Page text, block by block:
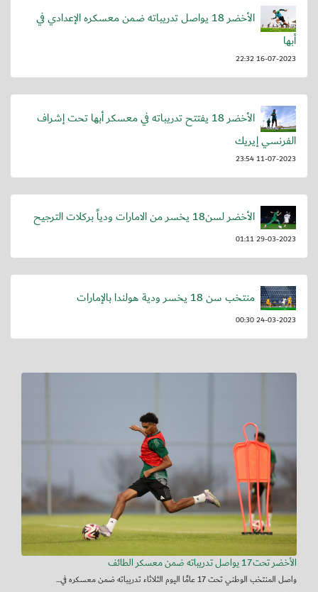
الأخضر 18 يواصل تدريباته ضمن معسكره الإعدادي في
أبها
16-07-2023 22:32
الأخضر 18 يفتتح تدريباته في معسكر أبها تحت إشراف
الفرنسي إيريك
11-07-2023 23:54
الأخضر لسن18 يخسر من الامارات ودياً بركلات الترجيح
29-03-2023 01:11
منتخب سن 18 يخسر ودية هولندا بالإمارات
24-03-2023 00:30
الأخضر تحت17 يواصل تدريباته ضمن معسكر الطائف
واصل المنتخب الوطني تحت 17 عامًا اليوم الثلاثاء تدريباته ضمن معسكره في...